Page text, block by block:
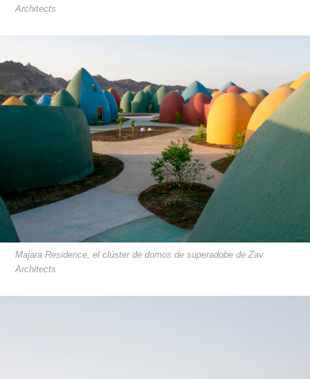
Architects
Majara Residence, el clúster de domos de superadobe de Zav
Architects